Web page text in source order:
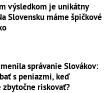
výsledkom je unikátny
Slovensku máme špičkové
správanie Slovákov:
s peniazmi, keď
zbytočne riskovať?